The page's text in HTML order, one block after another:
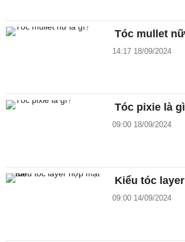
Tóc mullet
14:17 18/09/2024
Tóc pixie là
09:00 18/09/2024
Kiểu tóc
09:00 14/09/2024